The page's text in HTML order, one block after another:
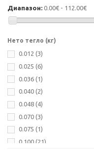
Natural Greatnes(8)
Nobby(17)
Optima Nova
Pet Interest
Riverwood
Sanal (7)
Schesir(31)
Stuzzy(5)
Visan (4)
Vitakraft
Диапазон: 0.00€ - 112.00€
Нето тегло (кг)
0.012 (3)
0.025 (6)
0.036 (1)
0.040 (2)
0.048 (4)
0.070 (3)
0.075 (1)
0.100 (21)